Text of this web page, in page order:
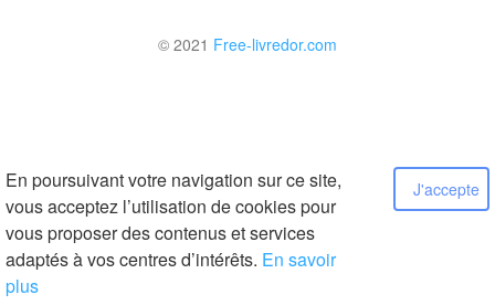
En poursuivant votre navigation sur ce site,
vous acceptez l’utilisation de cookies pour
vous proposer des contenus et services
adaptés à vos centres d’intérêts. En savoir
plus
J'accepte
© 2021 Free-livredor.com